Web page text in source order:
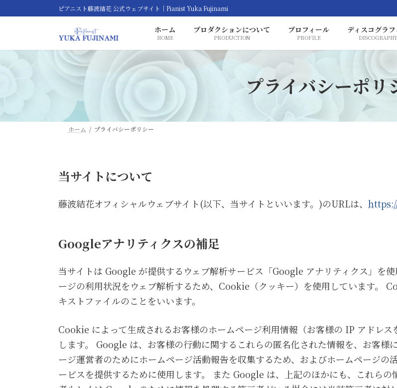
ン
ッ
プ
ビ
移
動
ピアニスト藤波結花 公式ウェブサイト｜Pianist Yuka Fujinami
ホーム
HOME
プロダクションについて
PRODUCTION
プロフィール
PROFILE
ディスコグラフ
DISCOGRAPHY
プライバシーポリ
ホーム プライバシーポリシー
当サイトについて
藤波結花オフィシャルウェブサイト(以下、当サイトといいます。)のURLは、
Googleアナリティクスの補足
当サイトは Google が提供するウェブ解析サービス「Google アナリティクス」を
ージの利用状況をウェブ解析するため、Cookie（クッキー）を使用しています。
キストファイルのことをいいます。
Cookie によって生成されるお客様のホームページ利用情報（お客様の IP アドレ
します。 Google は、お客様の行動に関するこれらの匿名化された情報を、お客様
ージ運営者のためにホームページ活動報告を収集するため、およびホームページの
ービスを提供するために使用します。 また Google は、上記のほかにも、これら